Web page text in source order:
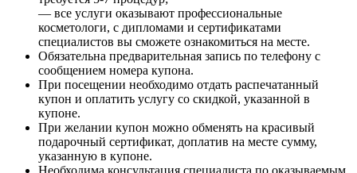
— все услуги оказывают профессиональные
косметологи, с дипломами и сертификатами
специалистов вы сможете ознакомиться на месте.
Обязательна предварительная запись по телефону с
сообщением номера купона.
При посещении необходимо отдать распечатанный
купон и оплатить услугу со скидкой, указанной в
купоне.
При желании купон можно обменять на красивый
подарочный сертификат, доплатив на месте сумму,
указанную в купоне.
Необходима консультация специалиста по оказываемым